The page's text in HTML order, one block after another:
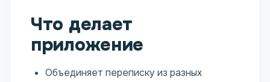
Что делает
приложение
Объединяет переписку из разных